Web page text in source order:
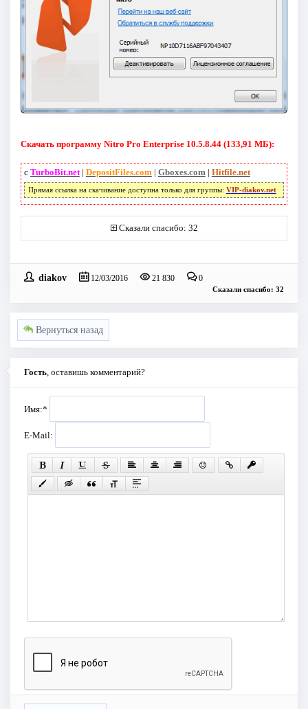
Скачать программу Nitro Pro Enterprise 10.5.8.44 (133,91 МБ):
с TurboBit.net| DepositFiles.com| Gboxes.com| Hitfile.net
Прямая ссылка на скачивание доступна только для группы: VIP-diakov.net
Сказали спасибо: 32
diakov 12/03/2016 21 830 0
Сказали спасибо: 32
Вернуться назад
Гость , оставишь комментарий?
Имя:*
E-Mail: